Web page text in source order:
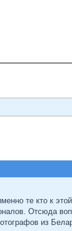
те кто к
Отсюда
из